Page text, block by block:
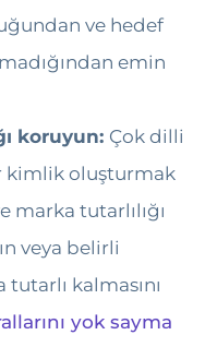
ve hedef
emin
koruyun: Çok dilli
kimlik oluşturmak
marka tutarlılığı
veya belirli
kalmasını
yok sayma